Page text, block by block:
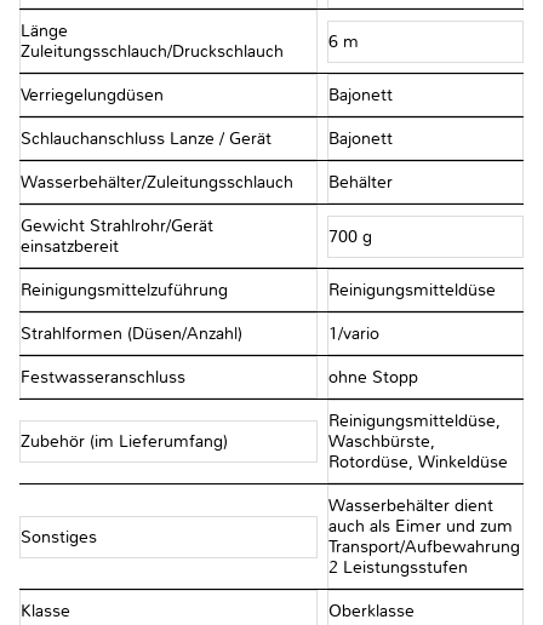
Länge
Zuleitungsschlauch/Druckschlauch
6 m
Verriegelungdüsen Bajonett
Schlauchanschluss Lanze / Gerät Bajonett
Wasserbehälter/Zuleitungsschlauch Behälter
Gewicht Strahlrohr/Gerät
einsatzbereit
700 g
Reinigungsmittelzuführung Reinigungsmitteldüse
Strahlformen (Düsen/Anzahl) 1/vario
Festwasseranschluss ohne Stopp
Zubehör (im Lieferumfang)
Reinigungsmitteldüse,
Waschbürste,
Rotordüse, Winkeldüse
Sonstiges
Wasserbehälter dient
auch als Eimer und zum
Transport/Aufbewahrung
2 Leistungsstufen
Klasse Oberklasse